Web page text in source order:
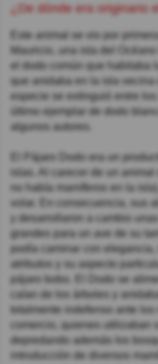
¿De dónde era originario
Este animal se vio por
Mauricio, una isla del
el dodo común que habitaba
que anidaba en la isla
especie se extinguió entre
último ejemplar de dodo
algunos autores.
El Pájaro Dodo era un
islas. Al carecer de un
no había mamíferos en la
volar. En consecuencia, sus
y desarrollaron a cambio
grandes para un ave de su
podía caminar con elegancia,
atributos y su aspecto
pájaro bobo. El Dodo se
caían de los árboles y
totalmente indefenso ante
comercio, quienes utilizaban
depredando además los
introducción de diversos